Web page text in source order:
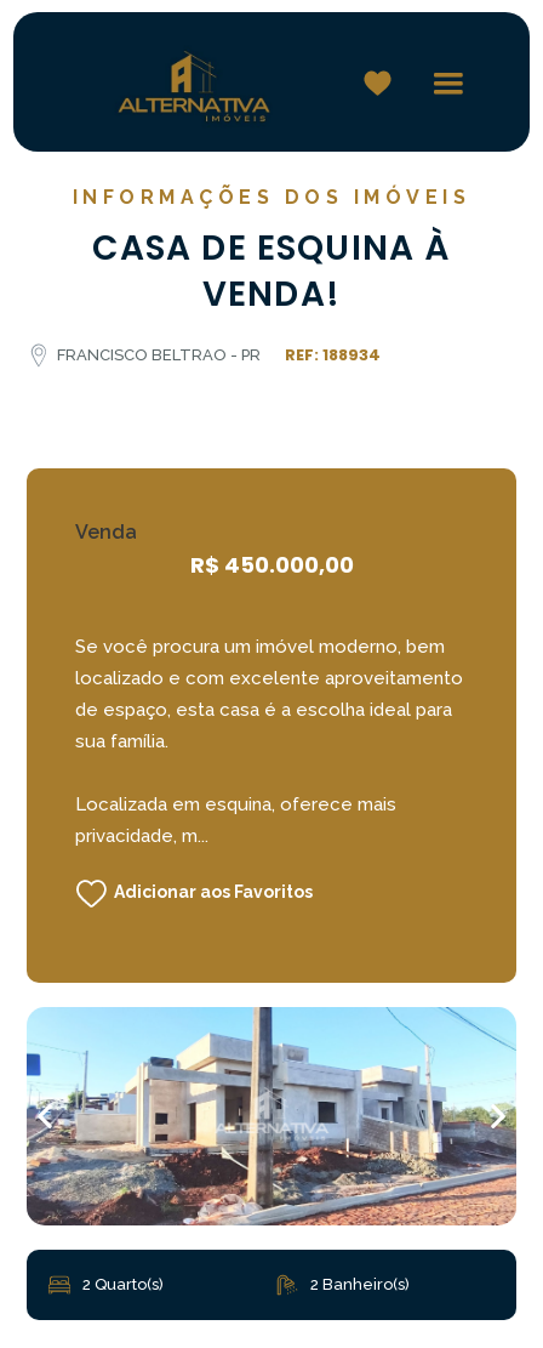
INFORMAÇÕES DOS IMÓVEIS
CASA DE ESQUINA À
VENDA!
FRANCISCO BELTRAO - PR REF: 188934
Venda
R$ 450.000,00
Se você procura um imóvel moderno, bem
localizado e com excelente aproveitamento
de espaço, esta casa é a escolha ideal para
sua família.
Localizada em esquina, oferece mais
privacidade, m...
Adicionar aos Favoritos
2 Quarto(s) 2 Banheiro(s)